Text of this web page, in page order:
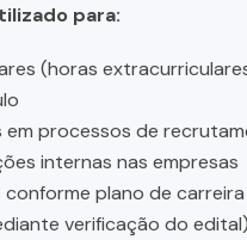
para:
(horas
em processos de
internas nas empresas
plano de carreira
verificação do edital)